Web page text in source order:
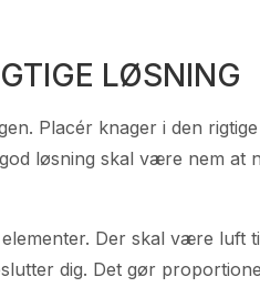
LØSNING
Placér knager i den
løsning skal være nem at
Der skal være
dig. Det gør